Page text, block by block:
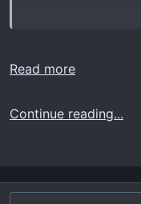
Click to expand...
Read more
Continue reading...